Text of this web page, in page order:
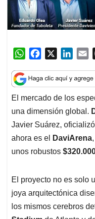
W
a
t
s
A
p
p
c
e
b
o
o
k
n
k
e
d
I
n
a
i
l
El mercado de los
una dimensión global.
Javier Suárez,
ahora es el
DaviArena
unos robustos
El proyecto no es solo
joya arquitectónica
los mismos cerebros